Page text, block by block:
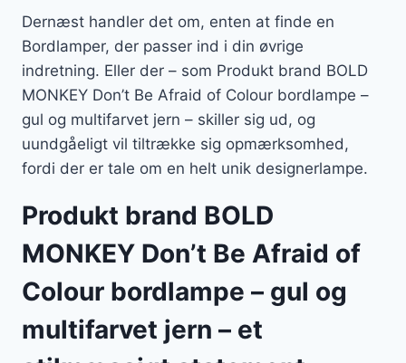
Dernæst handler det om, enten at finde en
Bordlamper, der passer ind i din øvrige
indretning. Eller der – som Produkt brand BOLD
MONKEY Don’t Be Afraid of Colour bordlampe –
gul og multifarvet jern – skiller sig ud, og
uundgåeligt vil tiltrække sig opmærksomhed,
fordi der er tale om en helt unik designerlampe.
Produkt brand BOLD
MONKEY Don’t Be Afraid of
Colour bordlampe – gul og
multifarvet jern – et